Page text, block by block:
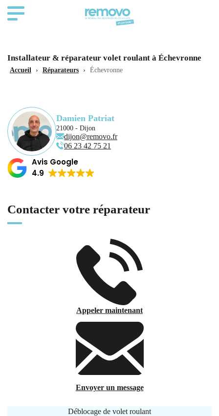
Installateur & réparateur volet roulant à Échevronne
Accueil › Réparateurs › Échevronne
Damien Patriat
21000 - Dijon
dijon@removo.fr
06 23 42 75 21
Avis Google
4.9
Contacter votre réparateur
Appeler maintenant
Envoyer un message
Déblocage de volet roulant